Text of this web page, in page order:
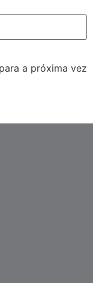
a próxima vez